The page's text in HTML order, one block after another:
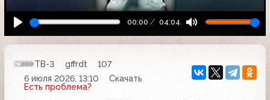
00:00 04:04
ТВ-3 gffrdt
107
6 июля 2026, 13:10
Скачать
Есть проблема?